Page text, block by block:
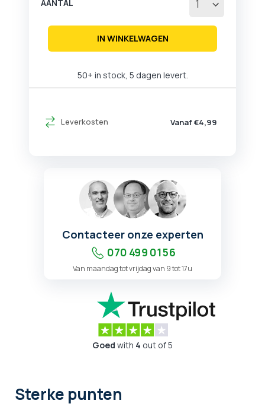
50+ in stock, 5 dagen levert.
Leverkosten Vanaf €4,99
AANTAL
IN WINKELWAGEN
Contacteer onze experten
070 499 01 56
Van maandag tot vrijdag van 9 tot 17u
Goed with 4 out of 5
Sterke punten